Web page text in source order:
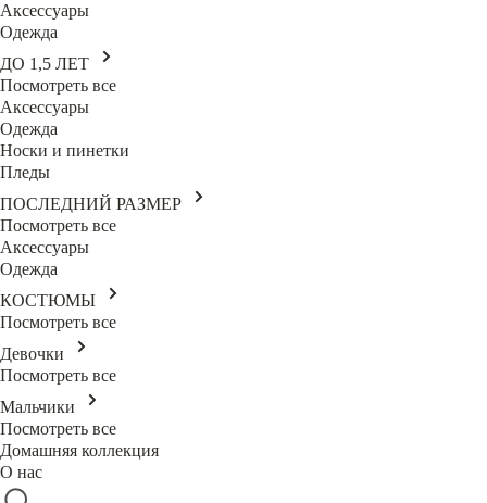
Аксессуары
Одежда
ДО 1,5 ЛЕТ
Посмотреть все
Аксессуары
Одежда
Носки и пинетки
Пледы
ПОСЛЕДНИЙ РАЗМЕР
Посмотреть все
Аксессуары
Одежда
КОСТЮМЫ
Посмотреть все
Девочки
Посмотреть все
Мальчики
Посмотреть все
Домашняя коллекция
О нас